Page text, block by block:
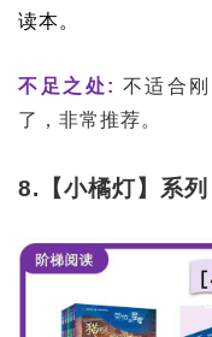
读本。
不足之处: 不适合
了，非常推荐。
8.【小橘灯】系列